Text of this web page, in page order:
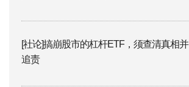
[社论]搞崩股市的杠杆ETF，须查清真相并
追责